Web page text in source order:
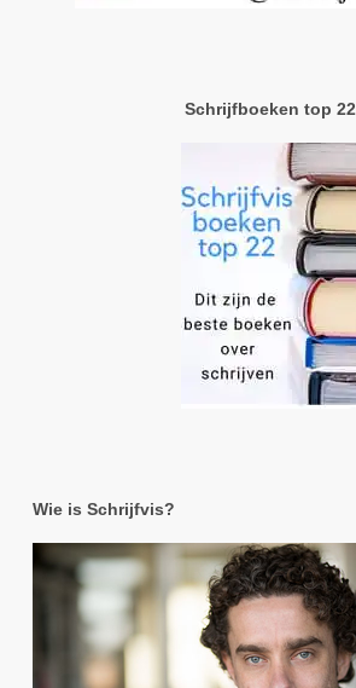
Schrijfboeken top 22
Wie is Schrijfvis?